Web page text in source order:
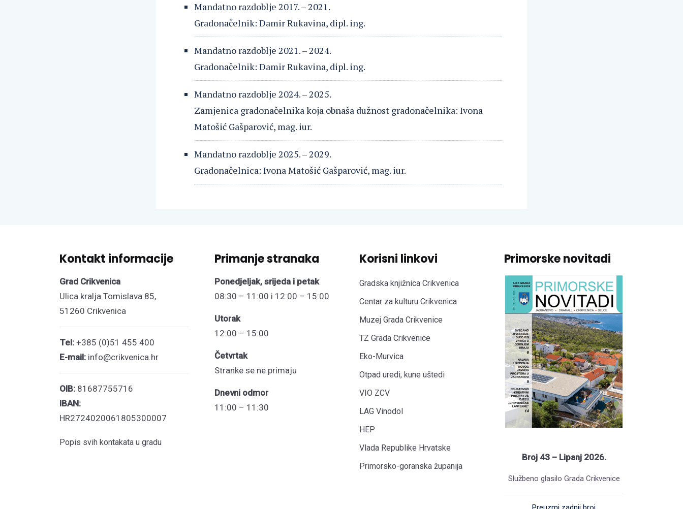
Mandatno razdoblje 2017. – 2021.
Gradonačelnik: Damir Rukavina, dipl. ing.
Mandatno razdoblje 2021. – 2024.
Gradonačelnik: Damir Rukavina, dipl. ing.
Mandatno razdoblje 2024. – 2025.
Zamjenica gradonačelnika koja obnaša dužnost gradonačelnika: Ivona
Matošić Gašparović, mag. iur.
Mandatno razdoblje 2025. – 2029.
Gradonačelnica: Ivona Matošić Gašparović, mag. iur.
Kontakt informacije
Grad Crikvenica
Ulica kralja Tomislava 85,
51260 Crikvenica
Tel: +385 (0)51 455 400
E-mail: info@crikvenica.hr
OIB: 81687755716
IBAN:
HR2724020061805300007
Popis svih kontakata u gradu
Primanje stranaka
Ponedjeljak, srijeda i petak
08:30 – 11:00 i 12:00 – 15:00
Utorak
12:00 – 15:00
Četvrtak
Stranke se ne primaju
Dnevni odmor
11:00 – 11:30
Korisni linkovi
Gradska knjižnica Crikvenica
Centar za kulturu Crikvenica
Muzej Grada Crikvenice
TZ Grada Crikvenice
Eko-Murvica
Otpad uredi, kune uštedi
VIO ZCV
LAG Vinodol
HEP
Vlada Republike Hrvatske
Primorsko-goranska županija
Primorske novitadi
Broj 43 – Lipanj 2026.
Službeno glasilo Grada Crikvenice